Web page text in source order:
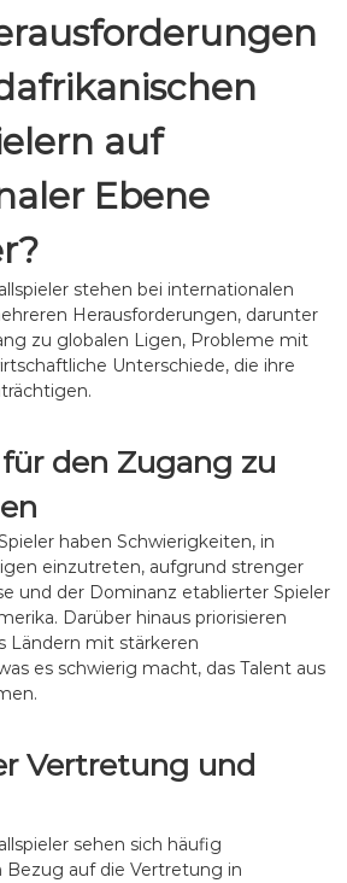
auf
Ebene
stehen bei internationalen
Herausforderungen, darunter
zu globalen Ligen, Probleme mit
Unterschiede, die ihre
den Zugang zu
haben Schwierigkeiten, in
einzutreten, aufgrund strenger
und der Dominanz etablierter Spieler
Darüber hinaus priorisieren
Ländern mit stärkeren
es schwierig macht, das Talent aus
Vertretung und
sehen sich häufig
Bezug auf die Vertretung in